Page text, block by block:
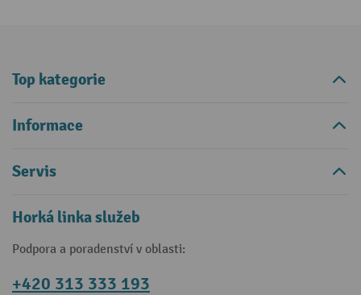
Top kategorie
Informace
Servis
Horká linka služeb
Podpora a poradenství v oblasti:
+420 313 333 193